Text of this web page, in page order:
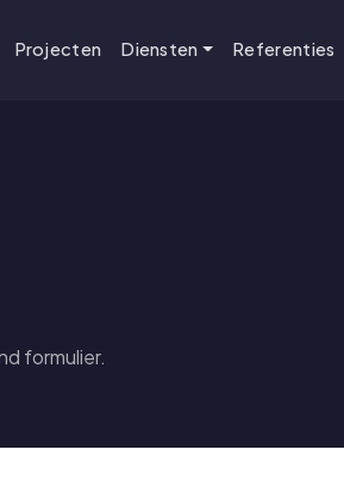
Projecten Diensten Referenties
formulier.